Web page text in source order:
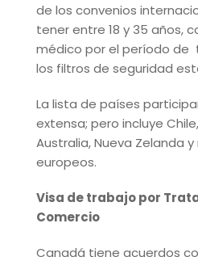
de los convenios
tener entre 18 y 35 años,
médico por el período de
los filtros de seguridad
La lista de países
extensa; pero incluye
Australia, Nueva Zelanda
europeos.
Visa de trabajo por
Comercio
Canadá tiene acuerdos